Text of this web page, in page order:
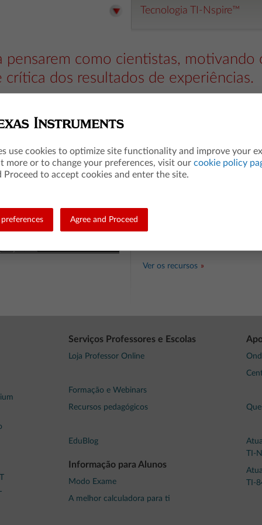
Tecnologia TI-Nspire™
pensarem como cientistas, motivando
crítica dos resultados de experiências.
Recursos T3
Encontre aqui atividades,
por professores utilizando a
Ver os recursos
Serviços Professores e Escolas
Loja Professor Online
Formação e Webinars
Recursos pedagógicos
EduBlog
Informação para Alunos
Modo Exame
A melhor calculadora para ti
TI-
TI-
use cookies to optimize site functionality and improve your
more or to change your preferences, visit our cookie policy
Proceed to accept cookies and enter the site.
Agree and Proceed